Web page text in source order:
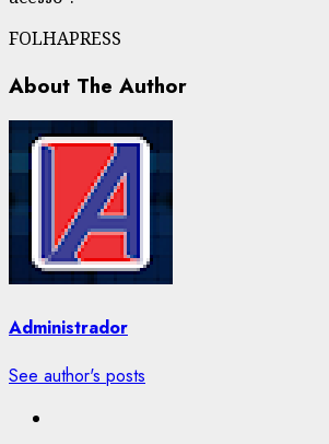
FOLHAPRESS
About The Author
Administrador
See author's posts